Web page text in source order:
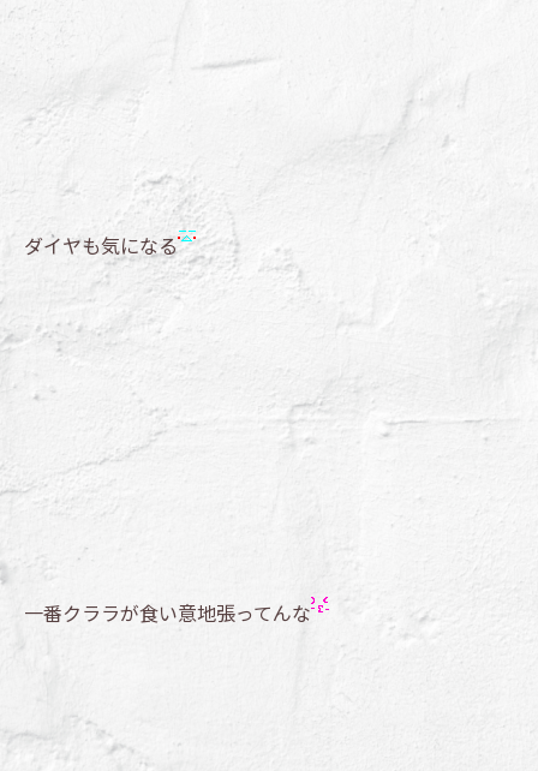
ダイヤも気になる
一番クララが食い意地張ってんな